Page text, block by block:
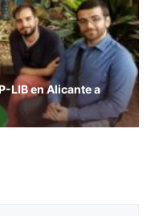
LIB en Alicante a